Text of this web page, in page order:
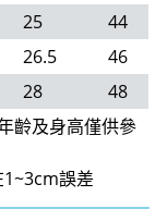
25
44
26.5
46
28
48
齡及身高僅供參
誤差